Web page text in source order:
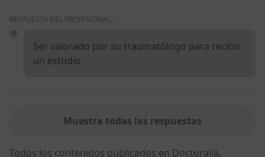
RESPUESTA DEL PROFESIONAL:
Ser valorado por su traumatólogo para recibir
un estudio
Muestra todas las respuestas
Todos los contenidos publicados en Doctoralia,